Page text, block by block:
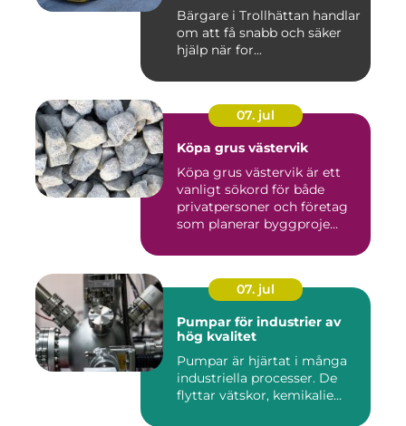
Bärgare i Trollhättan handlar
om att få snabb och säker
hjälp när for...
07. jul
Köpa grus västervik
Köpa grus västervik är ett
vanligt sökord för både
privatpersoner och företag
som planerar byggproje...
07. jul
Pumpar för industrier av
hög kvalitet
Pumpar är hjärtat i många
industriella processer. De
flyttar vätskor, kemikalie...